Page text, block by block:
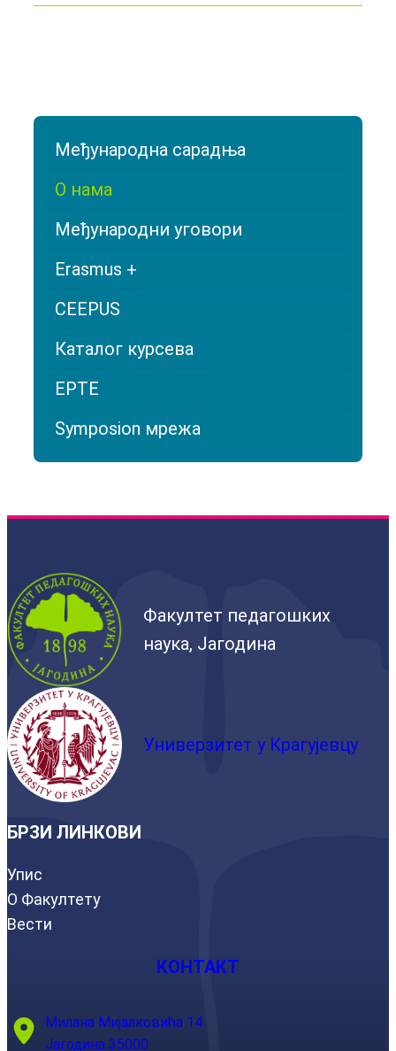
Међународна сарадња
О нама
Међународни уговори
Erasmus +
CEEPUS
Каталог курсева
EPTE
Symposion мрeжа
Факултет педагошких
наука, Јагодина
Универзитет у Крагујевцу
БРЗИ ЛИНКОВИ
Упис
О Факултету
Вести
КОНТАКТ
Милана Мијалковића 14
Јагодина 35000